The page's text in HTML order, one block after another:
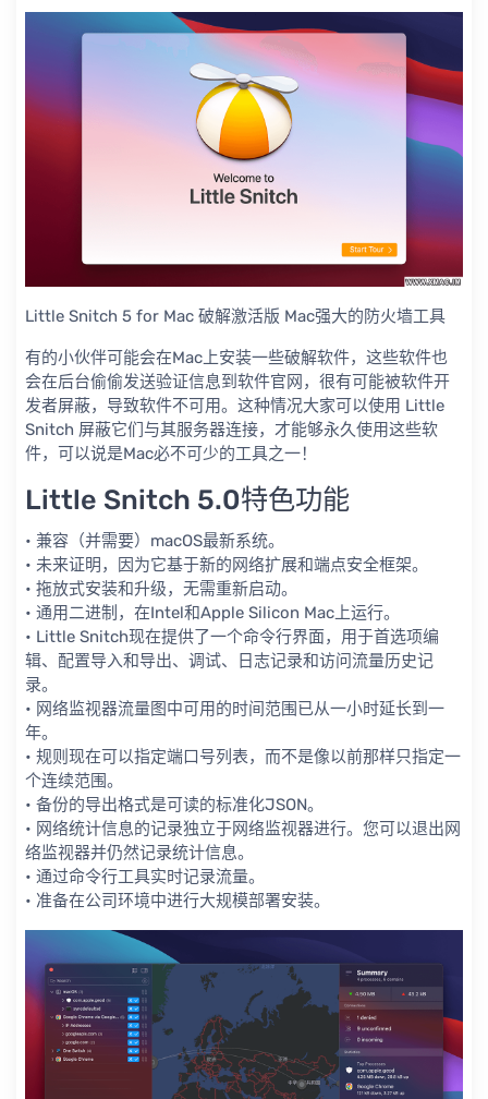
Little Snitch 5 for Mac 破解激活版 Mac强大的防火墙工具
有的小伙伴可能会在Mac上安装一些破解软件，这些软件也
会在后台偷偷发送验证信息到软件官网，很有可能被软件开
发者屏蔽，导致软件不可用。这种情况大家可以使用 Little
Snitch 屏蔽它们与其服务器连接，才能够永久使用这些软
件，可以说是Mac必不可少的工具之一！
Little Snitch 5.0特色功能
• 兼容（并需要）macOS最新系统。
• 未来证明，因为它基于新的网络扩展和端点安全框架。
• 拖放式安装和升级，无需重新启动。
• 通用二进制，在Intel和Apple Silicon Mac上运行。
• Little Snitch现在提供了一个命令行界面，用于首选项编
辑、配置导入和导出、调试、日志记录和访问流量历史记
录。
• 网络监视器流量图中可用的时间范围已从一小时延长到一
年。
• 规则现在可以指定端口号列表，而不是像以前那样只指定一
个连续范围。
• 备份的导出格式是可读的标准化JSON。
• 网络统计信息的记录独立于网络监视器进行。您可以退出网
络监视器并仍然记录统计信息。
• 通过命令行工具实时记录流量。
• 准备在公司环境中进行大规模部署安装。